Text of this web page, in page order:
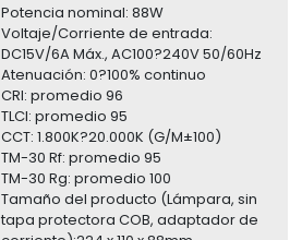
Potencia nominal: 88W
Voltaje/Corriente de entrada:
DC15V/6A Máx., AC100?240V 50/60Hz
Atenuación: 0?100% continuo
CRI: promedio 96
TLCI: promedio 95
CCT: 1.800K?20.000K (G/M±100)
TM-30 Rf: promedio 95
TM-30 Rg: promedio 100
Tamaño del producto (Lámpara, sin
tapa protectora COB, adaptador de